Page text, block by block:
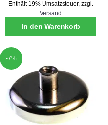
war:
3,50 €
ist:
3,07 €.
Enthält 19% Umsatzsteuer, zzgl.
Versand
In den Warenkorb
-7%